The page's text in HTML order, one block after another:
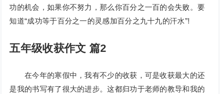
功的机会，如果你不努力，那么你百分之一百的会失败。要
知道“成功等于百分之一的灵感加百分之九十九的汗水”!
五年级收获作文 篇2
在今年的寒假中，我有不少的收获，可是收获最大的还
是我的书写有了很大的进步。这都归功于老师的教导和我的